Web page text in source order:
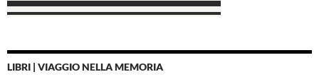
LIBRI | VIAGGIO NELLA MEMORIA